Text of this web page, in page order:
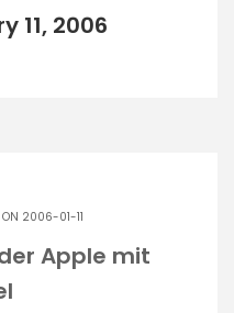
11, 2006
2006-01-11
Apple mit